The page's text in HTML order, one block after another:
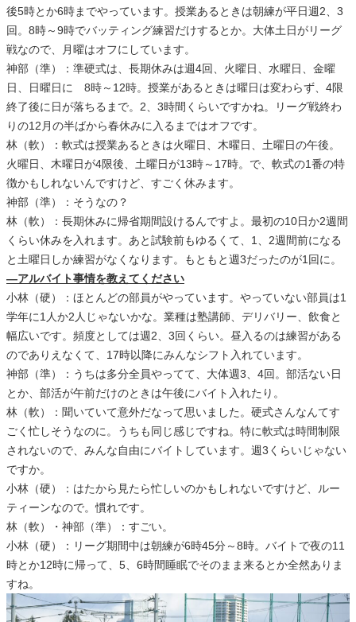
後5時とか6時までやっています。授業あるときは朝練が平日週2、3
回。8時～9時でバッティング練習だけするとか。大体土日がリーグ
戦なので、月曜はオフにしています。
神部（準）：準硬式は、長期休みは週4回、火曜日、水曜日、金曜
日、日曜日に 8時～12時。授業があるときは曜日は変わらず、4限
終了後に日が落ちるまで。2、3時間くらいですかね。リーグ戦終わ
りの12月の半ばから春休みに入るまではオフです。
林（軟）：軟式は授業あるときは火曜日、木曜日、土曜日の午後。
火曜日、木曜日が4限後、土曜日が13時～17時。で、軟式の1番の特
徴かもしれないんですけど、すごく休みます。
神部（準）：そうなの？
林（軟）：長期休みに帰省期間設けるんですよ。最初の10日か2週間
くらい休みを入れます。あと試験前もゆるくて、1、2週間前になる
と土曜日しか練習がなくなります。もともと週3だったのが1回に。
―アルバイト事情を教えてください
小林（硬）：ほとんどの部員がやっています。やっていない部員は1
学年に1人か2人じゃないかな。業種は塾講師、デリバリー、飲食と
幅広いです。頻度としては週2、3回くらい。昼入るのは練習がある
のでありえなくて、17時以降にみんなシフト入れています。
神部（準）：うちは多分全員やってて、大体週3、4回。部活ない日
とか、部活が午前だけのときは午後にバイト入れたり。
林（軟）：聞いていて意外だなって思いました。硬式さんなんてす
ごく忙しそうなのに。うちも同じ感じですね。特に軟式は時間制限
されないので、みんな自由にバイトしています。週3くらいじゃない
ですか。
小林（硬）：はたから見たら忙しいのかもしれないですけど、ルー
ティーンなので。慣れです。
林（軟）・神部（準）：すごい。
小林（硬）：リーグ期間中は朝練が6時45分～8時。バイトで夜の11
時とか12時に帰って、5、6時間睡眠でそのまま来るとか全然ありま
すね。